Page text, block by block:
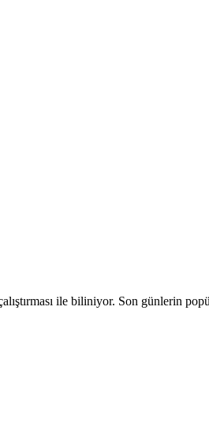
ile biliniyor. Son günlerin